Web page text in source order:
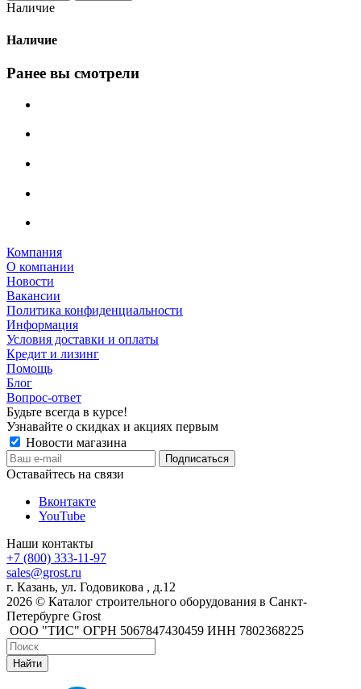
Наличие
Наличие
Ранее вы смотрели
Компания
О компании
Новости
Вакансии
Политика конфиденциальности
Информация
Условия доставки и оплаты
Кредит и лизинг
Помощь
Блог
Вопрос-ответ
Будьте всегда в курсе!
Узнавайте о скидках и акциях первым
Новости магазина
Оставайтесь на связи
Вконтакте
YouTube
Наши контакты
+7 (800) 333-11-97
sales@grost.ru
г. Казань, ул. Годовикова , д.12
2026 © Каталог строительного оборудования в Санкт-
Петербурге Grost
ООО "ТИС" ОГРН 5067847430459 ИНН 7802368225
Найти